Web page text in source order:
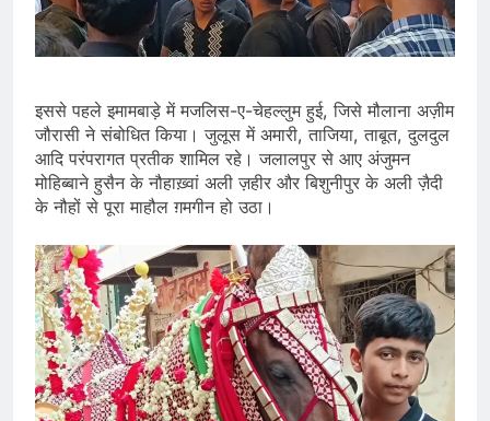
इससे पहले इमामबाड़े में मजलिस-ए-चेहल्लुम हुई, जिसे मौलाना अज़ीम
जौरासी ने संबोधित किया। जुलूस में अमारी, ताजिया, ताबूत, दुलदुल
आदि परंपरागत प्रतीक शामिल रहे। जलालपुर से आए अंजुमन
मोहिब्बाने हुसैन के नौहाख़्वां अली ज़हीर और बिशुनीपुर के अली ज़ैदी
के नौहों से पूरा माहौल ग़मगीन हो उठा।